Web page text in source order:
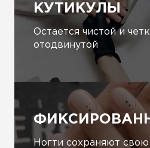
КУТИКУЛЫ
Остается чистой и
отодвинутой
Ногти сохраняют